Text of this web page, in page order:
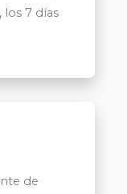
los 7 días
de